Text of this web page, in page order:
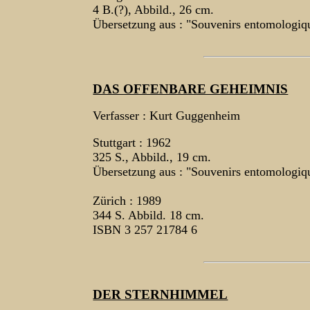
4 B.(?), Abbild., 26 cm.
Übersetzung aus : "Souvenirs
DAS OFFENBARE GEHEIMNIS
Verfasser : Kurt Guggenheim
Stuttgart : 1962
325 S., Abbild., 19 cm.
Übersetzung aus : "Souvenirs
Zürich : 1989
344 S. Abbild. 18 cm.
ISBN 3 257 21784 6
DER STERNHIMMEL